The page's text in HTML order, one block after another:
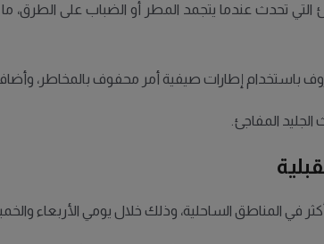
تحدث عندما يتجمد المطر أو الضباب على الطرق، ما
باستخدام إطارات صيفية أمر محفوف بالمخاطر،
المفاجئ.